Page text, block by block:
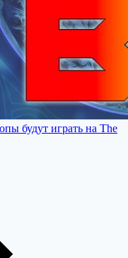
будут играть на The